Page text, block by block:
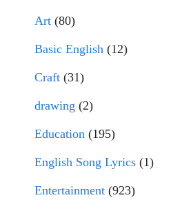
Art (80)
Basic English (12)
Craft (31)
drawing (2)
Education (195)
English Song Lyrics (1)
Entertainment (923)